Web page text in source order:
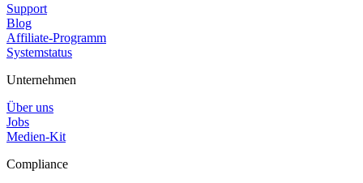
Support
Blog
Affiliate-Programm
Systemstatus
Unternehmen
Über uns
Jobs
Medien-Kit
Compliance